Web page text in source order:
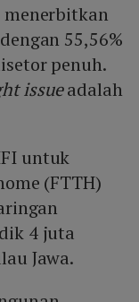
menerbitkan
55,56%
penuh.
issueadalah
untuk
(FTTH)
4 juta
Jawa.